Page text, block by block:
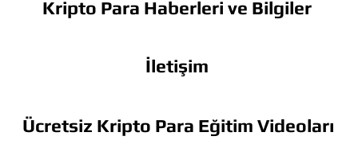
Kripto Para Haberleri ve Bilgiler
İletişim
Ücretsiz Kripto Para Eğitim Videoları